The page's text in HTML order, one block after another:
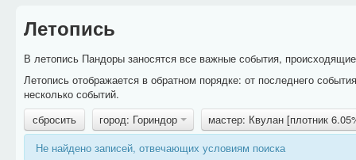
Летопись
В летопись Пандоры заносятся все важные события,
Летопись отображается в обратном порядке: от последнего
несколько событий.
сбросить
город: Гориндор
мастер: Квулан [плотник
Не найдено записей, отвечающих условиям поиска